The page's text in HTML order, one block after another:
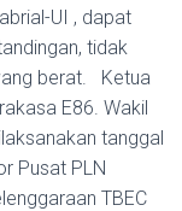
UI , dapat
tidak
berat. Ketua
E86. Wakil
tanggal
Pusat PLN
TBEC